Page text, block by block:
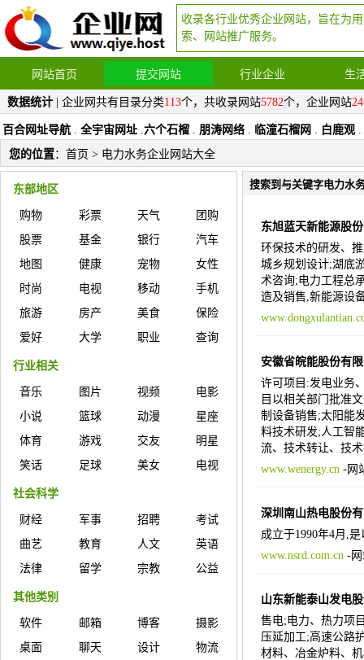
收录各行业优秀企业网站，旨在为
索、网站推广服务。
网站首页 提交网站 行业企业 生
数据统计 | 企业网共有目录分类113个，共收录网站5782个，企业网站
百合网址导航 . 全宇宙网址 .六个石榴 . 朋涛网络 . 临潼石榴网 . 白鹿观 .
您的位置： 首页 > 电力水务企业网站大全
东部地区
购物 彩票 天气
团购
股票
基金 银行
汽车
地图
健康 宠物
女性
时尚
电视 移动
手机
旅游
房产 美食
保险
爱好
大学 职业 查询
行业相关
音乐 图片 视频
电影
小说
篮球 动漫
星座
体育
游戏 交友
明星
笑话
足球 美女 电视
社会科学
财经 军事 招聘
考试
曲艺
教育 人文
英语
法律
留学 宗教 公益
其他类别
软件 邮箱 博客
摄影
桌面
聊天 设计
物流
搜索到与关键字电力水
东旭蓝天新能源股
环保技术的研发、
城乡规划设计;湖底
术咨询;电力工程总
造及销售,新能源设
安徽省皖能股份有
许可项目:发电业务
目以相关部门批准
制设备销售;太阳能
料技术研发;人工智
流、技术转让、技
www.wenergy.cn-网
深圳南山热电股份
成立于1990年4月,
www.nsrd.com.cn-网
山东新能泰山发电
售电;电力、热力项
压延加工;高速公路
材料、冶金炉料、